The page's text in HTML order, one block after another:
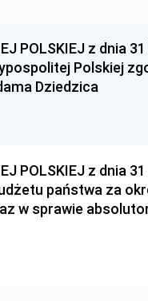
POLSKIEJ z dnia
Polskiej
Dziedzica
POLSKIEJ z dnia
państwa za
w sprawie